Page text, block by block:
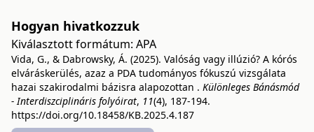
Hogyan hivatkozzuk
Kiválasztott formátum: APA
Vida, G., & Dabrowsky, Á. (2025). Valóság vagy illúzió? A kórós
elváráskerülés, azaz a PDA tudományos fókuszú vizsgálata
hazai szakirodalmi bázisra alapozottan . Különleges Bánásmód
- Interdiszciplináris folyóirat, 11(4), 187-194.
https://doi.org/10.18458/KB.2025.4.187